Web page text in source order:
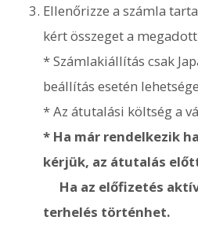
Ellenőrizze a számla
kért összeget a
* Számlakiállítás csak
beállítás esetén
* Az átutalási költség a
* Ha már rendelkezik
kérjük, az átutalás
Ha az előfizetés
terhelés történhet.